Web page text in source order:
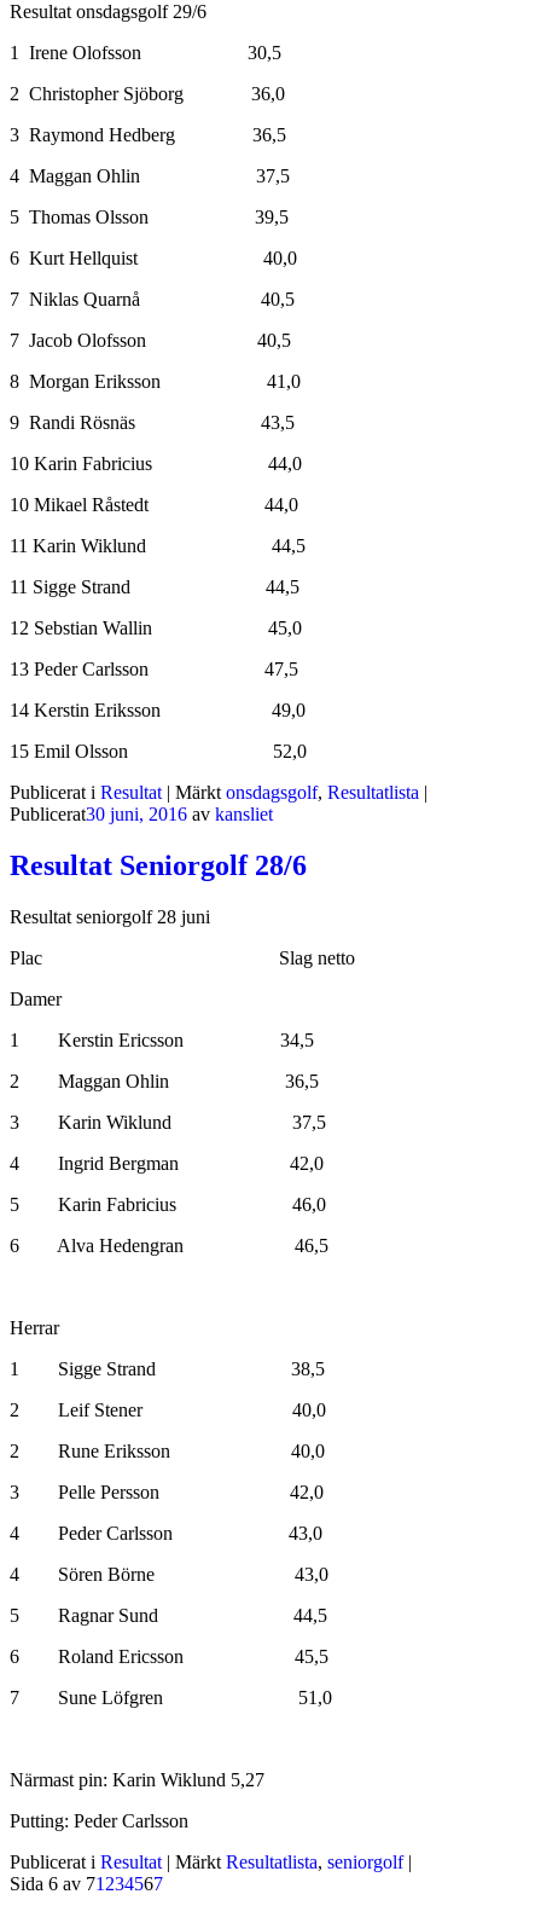
Resultat onsdagsgolf 29/6
1 Irene Olofsson 30,5
2 Christopher Sjöborg 36,0
3 Raymond Hedberg 36,5
4 Maggan Ohlin 37,5
5 Thomas Olsson 39,5
6 Kurt Hellquist 40,0
7 Niklas Quarnå 40,5
7 Jacob Olofsson 40,5
8 Morgan Eriksson 41,0
9 Randi Rösnäs 43,5
10 Karin Fabricius 44,0
10 Mikael Råstedt 44,0
11 Karin Wiklund 44,5
11 Sigge Strand 44,5
12 Sebstian Wallin 45,0
13 Peder Carlsson 47,5
14 Kerstin Eriksson 49,0
15 Emil Olsson 52,0
Publicerat i Resultat | Märkt onsdagsgolf, Resultatlista |
Publicerat30 juni, 2016 av kansliet
Resultat Seniorgolf 28/6
Resultat seniorgolf 28 juni
Plac Slag netto
Damer
1 Kerstin Ericsson 34,5
2 Maggan Ohlin 36,5
3 Karin Wiklund 37,5
4 Ingrid Bergman 42,0
5 Karin Fabricius 46,0
6 Alva Hedengran 46,5
Herrar
1 Sigge Strand 38,5
2 Leif Stener 40,0
2 Rune Eriksson 40,0
3 Pelle Persson 42,0
4 Peder Carlsson 43,0
4 Sören Börne 43,0
5 Ragnar Sund 44,5
6 Roland Ericsson 45,5
7 Sune Löfgren 51,0
Närmast pin: Karin Wiklund 5,27
Putting: Peder Carlsson
Publicerat i Resultat | Märkt Resultatlista, seniorgolf |
Sida 6 av 71 234567